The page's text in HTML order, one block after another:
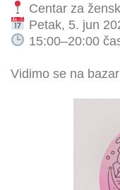
Centar za
Petak, 5. jun
15:00–20:00
Vidimo se na